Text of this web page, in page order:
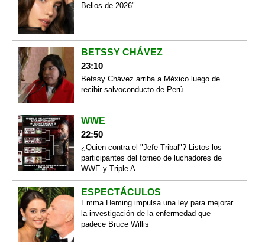
Bellos de 2026"
BETSSY CHÁVEZ
23:10
Betssy Chávez arriba a México luego de
recibir salvoconducto de Perú
WWE
22:50
¿Quien contra el "Jefe Tribal"? Listos los
participantes del torneo de luchadores de
WWE y Triple A
ESPECTÁCULOS
Emma Heming impulsa una ley para mejorar
la investigación de la enfermedad que
padece Bruce Willis